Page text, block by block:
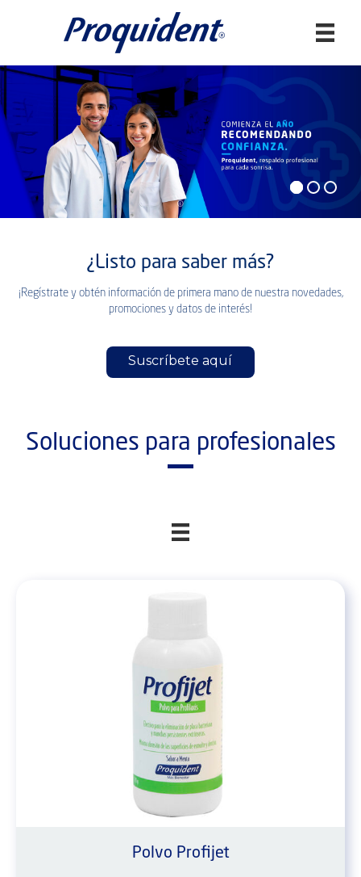
Buscar:
¿Listo para saber más?
¡Regístrate y obtén información de primera mano de nuestra novedades,
promociones y datos de interés!
Suscríbete aquí
Soluciones para profesionales
Polvo Profijet